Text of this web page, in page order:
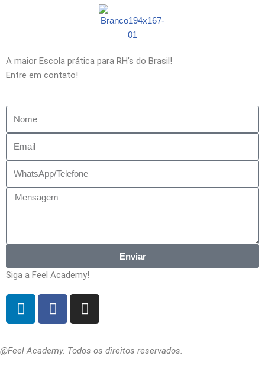
A maior Escola prática para RH’s do Brasil!
Entre em contato!
Enviar
Siga a Feel Academy!
@Feel Academy. Todos os direitos reservados.